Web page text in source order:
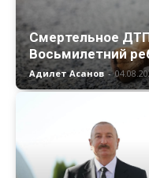
Смертельное
Восьмилетний
Адилет Асанов -